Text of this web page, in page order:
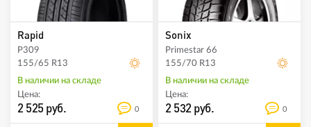
Rapid
P309
155/65 R13
В наличии на складе
Цена:
2 525 руб. 0
Sonix
Primestar 66
155/70 R13
В наличии на складе
Цена:
2 532 руб. 0